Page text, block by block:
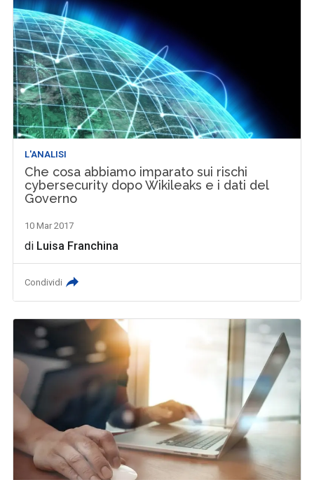
L'ANALISI
Che cosa abbiamo imparato sui rischi
cybersecurity dopo Wikileaks e i dati del
Governo
10 Mar 2017
di Luisa Franchina
Condividi